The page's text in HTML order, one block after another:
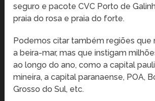
seguro e pacote CVC Porto de
praia do rosa e praia do forte.
Podemos citar também regiões que
a beira-mar, mas que instigam
ao longo do ano, como a capital
mineira, a capital paranaense, POA,
Grosso do Sul, etc.